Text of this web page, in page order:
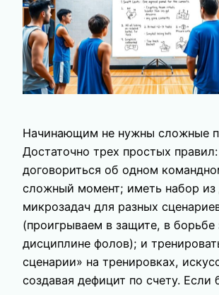
Начинающим не нужны сложные
Достаточно трех простых
договориться об одном
сложный момент; иметь набор из
микрозадач для разных
(проигрываем в защите, в борьбе
дисциплине фолов); и
сценарии» на тренировках,
создавая дефицит по счету. Если